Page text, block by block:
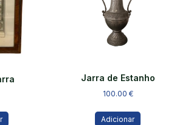
Jarra de Estanho
100.00 €
Adicionar